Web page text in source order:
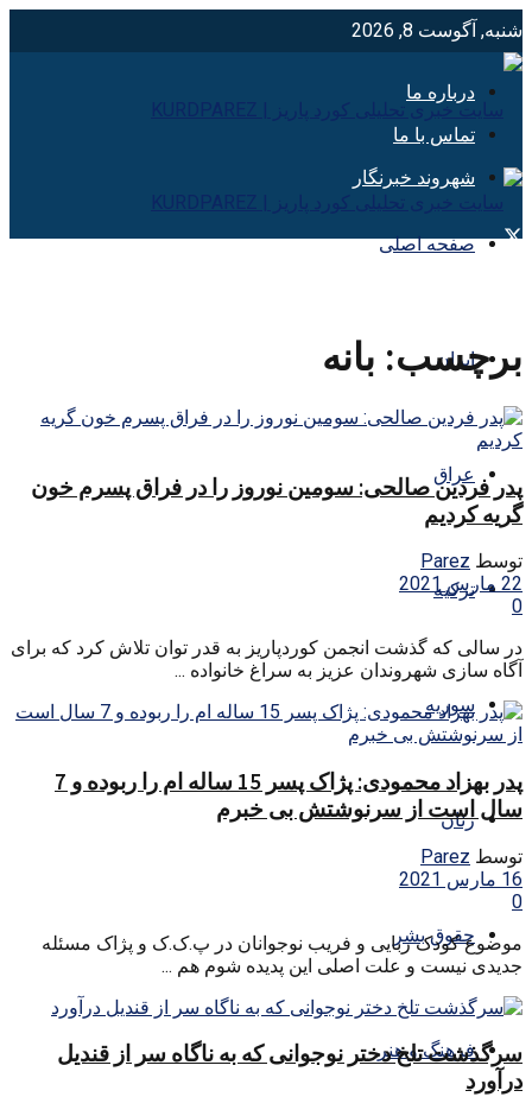
شنبه, آگوست 8, 2026
درباره ما
تماس با ما
شهروند خبرنگار
صفحه اصلی
ایران
عراق
ترکیه
سوریه
زنان
حقوق بشر
فرهنگ و هنر
برچسب: بانه
پدر فردین صالحی: سومین نوروز را در فراق پسرم خون
گریه کردیم
توسط Parez
22 مارس 2021
0
در سالی که گذشت انجمن کوردپاریز به قدر توان تلاش کرد که برای
آگاه سازی شهروندان عزیز به سراغ خانواده ...
پدر بهزاد محمودی: پژاک پسر 15 ساله ام را ربوده و 7
سال است از سرنوشتش بی خبرم
توسط Parez
16 مارس 2021
0
موضوع کودک ربایی و فریب نوجوانان در پ.ک.ک و پژاک مسئله
جدیدی نیست و علت اصلی این پدیده شوم هم ...
سرگذشت تلخ دختر نوجوانی که به ناگاه سر از قندیل
درآورد